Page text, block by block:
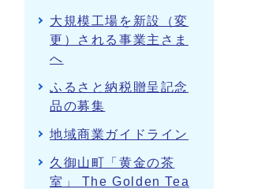
大規模工場を新設（変
更）される事業主さま
へ
ふるさと納税贈呈記念
品の募集
地域商業ガイドライン
久御山町「黄金の茶
室」 The Golden Tea